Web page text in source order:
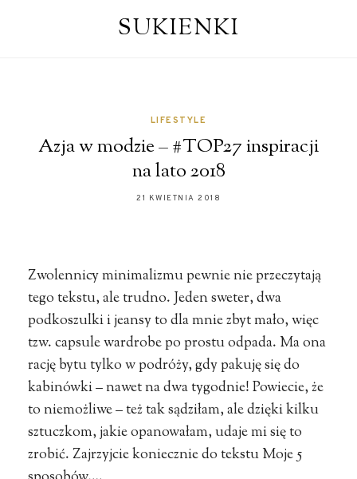
SUKIENKI
LIFESTYLE
Azja w modzie – #TOP27 inspiracji
na lato 2018
21 KWIETNIA 2018
Zwolennicy minimalizmu pewnie nie przeczytają
tego tekstu, ale trudno. Jeden sweter, dwa
podkoszulki i jeansy to dla mnie zbyt mało, więc
tzw. capsule wardrobe po prostu odpada. Ma ona
rację bytu tylko w podróży, gdy pakuję się do
kabinówki – nawet na dwa tygodnie! Powiecie, że
to niemożliwe – też tak sądziłam, ale dzięki kilku
sztuczkom, jakie opanowałam, udaje mi się to
zrobić. Zajrzyjcie koniecznie do tekstu Moje 5